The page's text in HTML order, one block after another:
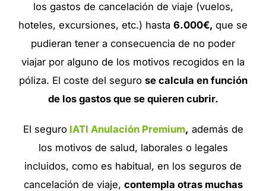
los gastos de cancelación de viaje (vuelos,
hoteles, excursiones, etc.) hasta 6.000€, que se
pudieran tener a consecuencia de no poder
viajar por alguno de los motivos recogidos en la
póliza. El coste del seguro se calcula en función
de los gastos que se quieren cubrir.
El seguro IATI Anulación Premium, además de
los motivos de salud, laborales o legales
incluidos, como es habitual, en los seguros de
cancelación de viaje, contempla otras muchas